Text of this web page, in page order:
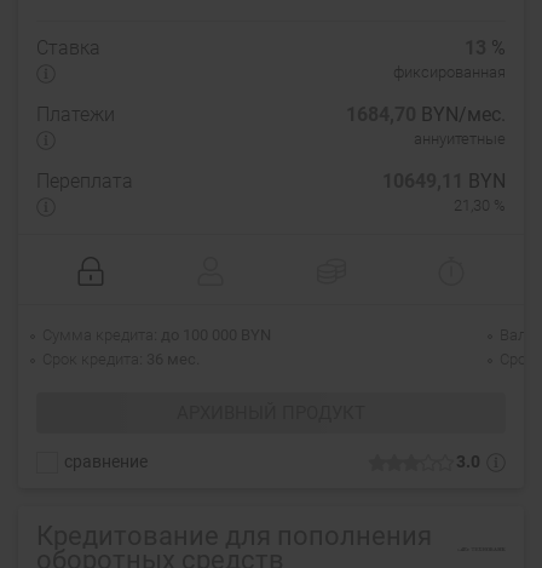
3.0
сравнение
Ставка %
фиксированная
Платежи BYN/мес.
аннуитетные
Переплата BYN
21,30 %